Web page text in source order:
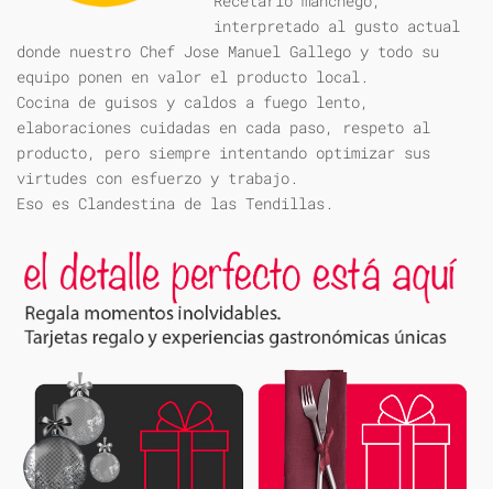
interpretado al gusto actual
donde nuestro Chef Jose Manuel Gallego y todo su
equipo ponen en valor el producto local.
Cocina de guisos y caldos a fuego lento,
elaboraciones cuidadas en cada paso, respeto al
producto, pero siempre intentando optimizar sus
virtudes con esfuerzo y trabajo.
Eso es Clandestina de las Tendillas.